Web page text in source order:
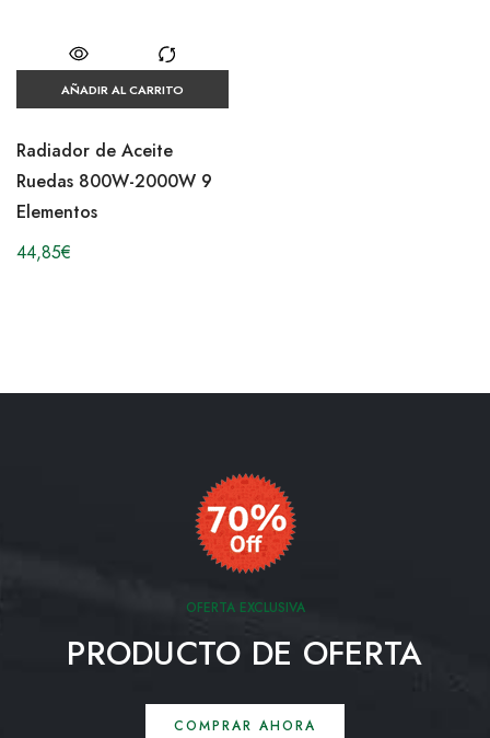
AÑADIR AL CARRITO
Radiador de Aceite
Ruedas 800W-2000W 9
Elementos
44,85€
OFERTA EXCLUSIVA
PRODUCTO DE OFERTA
COMPRAR AHORA